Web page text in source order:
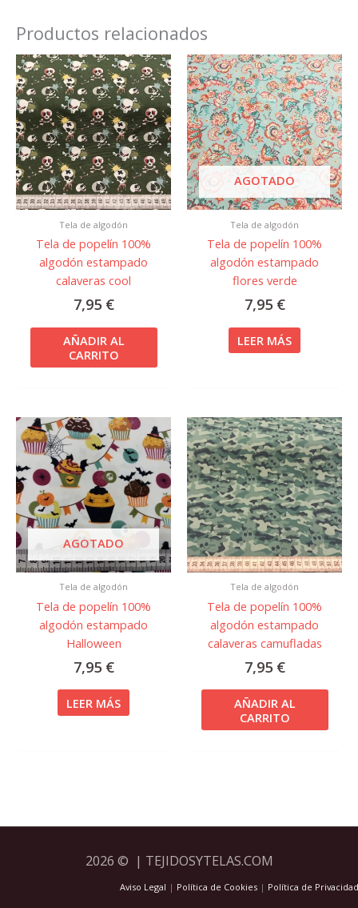
Productos relacionados
Tela de algodón
Tela de popelín 100%
algodón estampado
calaveras cool
7,95 €
AÑADIR AL
CARRITO
AGOTADO
Tela de algodón
Tela de popelín 100%
algodón estampado
flores verde
7,95 €
LEER MÁS
AGOTADO
Tela de algodón
Tela de popelín 100%
algodón estampado
Halloween
7,95 €
LEER MÁS
Tela de algodón
Tela de popelín 100%
algodón estampado
calaveras camufladas
7,95 €
AÑADIR AL
CARRITO
2026 © | TEJIDOSYTELAS.COM
Aviso Legal | Política de Cookies| Política de Privacidad